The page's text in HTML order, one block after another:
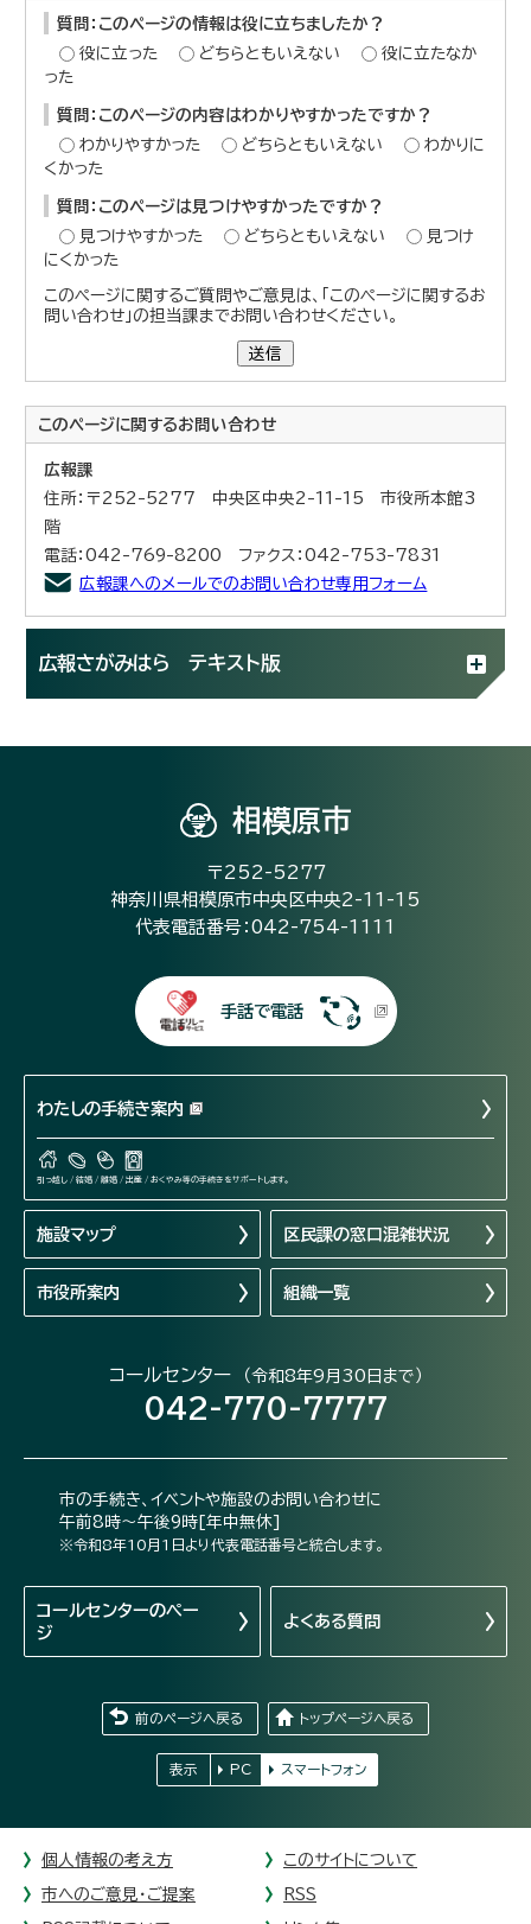
質問：このページの情報は役に立ちましたか？
役に立った
どちらともいえない
役に立たなか
った
質問：このページの内容はわかりやすかったですか？
わかりやすかった
どちらともいえない
わかりに
くかった
質問：このページは見つけやすかったですか？
見つけやすかった
どちらともいえない
見つけ
にくかった
このページに関するご質問やご意見は、「このページに関するお
問い合わせ」の担当課までお問い合わせください。
送信
このページに関するお問い合わせ
広報課
住所：〒252-5277 中央区中央2-11-15 市役所本館3
階
電話：042-769-8200 ファクス：042-753-7831
広報課へのメールでのお問い合わせ専用フォーム
広報さがみはら テキスト版
相模原市
〒252-5277
神奈川県相模原市中央区中央2-11-15
代表電話番号：042-754-1111
手話で電話
わたしの手続き案内
引っ越し / 結婚 / 離婚 / 出産 / おくやみ等の手続きをサポートします。
施設マップ 区民課の窓口混雑状況
市役所案内 組織一覧
コールセンター （令和8年9月30日まで）
042-770-7777
市の手続き、イベントや施設のお問い合わせに
午前8時～午後9時[年中無休]
※令和8年10月1日より代表電話番号と統合します。
コールセンターのペー
ジ
よくある質問
前のページへ戻る トップページへ戻る
表示 PC スマートフォン
個人情報の考え方 このサイトについて
市へのご意見・ご提案 RSS